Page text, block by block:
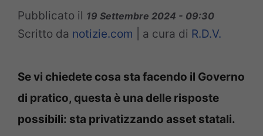
Pubblicato il 19 Settembre 2024 - 09:30
Scritto da notizie.com a cura di R.D.V.
Se vi chiedete cosa sta facendo il Governo
di pratico, questa è una delle risposte
possibili: sta privatizzando asset statali.